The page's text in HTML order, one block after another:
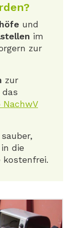
und
im
zur
zur
NachwV
in die
kostenfrei.